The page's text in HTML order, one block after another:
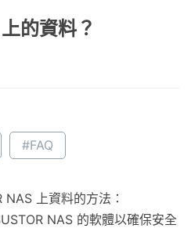
的資料？
#FAQ
上資料的方法：
NAS 的軟體以確保安全